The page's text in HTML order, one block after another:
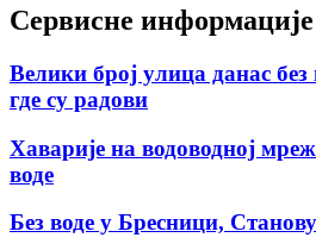
Сервисне информације
Велики број улица данас без
где су радови
Хаварије на водоводној
воде
Без воде у Бресници,